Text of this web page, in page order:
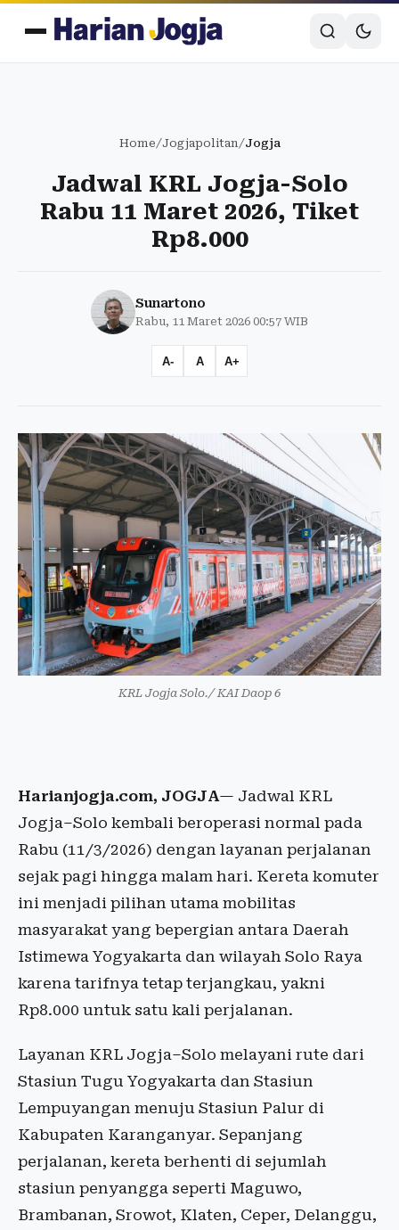
Home/Jogjapolitan/Jogja
Jadwal KRL Jogja-Solo
Rabu 11 Maret 2026, Tiket
Rp8.000
Sunartono
Rabu, 11 Maret 2026 00:57 WIB
A- A A+
KRL Jogja Solo./ KAI Daop 6
Harianjogja.com, JOGJA— Jadwal KRL
Jogja–Solo kembali beroperasi normal pada
Rabu (11/3/2026) dengan layanan perjalanan
sejak pagi hingga malam hari. Kereta komuter
ini menjadi pilihan utama mobilitas
masyarakat yang bepergian antara Daerah
Istimewa Yogyakarta dan wilayah Solo Raya
karena tarifnya tetap terjangkau, yakni
Rp8.000 untuk satu kali perjalanan.
Layanan KRL Jogja–Solo melayani rute dari
Stasiun Tugu Yogyakarta dan Stasiun
Lempuyangan menuju Stasiun Palur di
Kabupaten Karanganyar. Sepanjang
perjalanan, kereta berhenti di sejumlah
stasiun penyangga seperti Maguwo,
Brambanan, Srowot, Klaten, Ceper, Delanggu,